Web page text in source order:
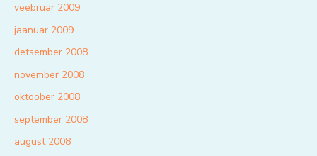
veebruar 2009
jaanuar 2009
detsember 2008
november 2008
oktoober 2008
september 2008
august 2008